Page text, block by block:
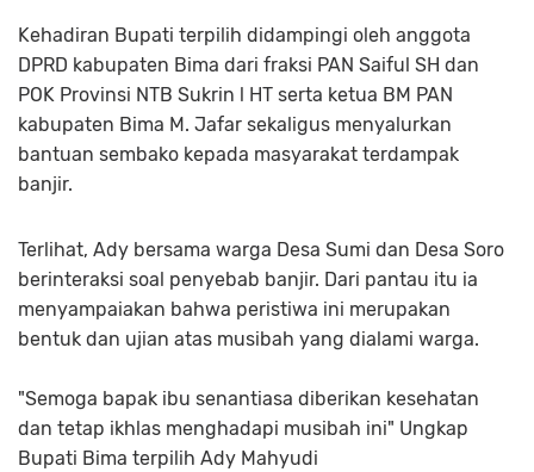
Kehadiran Bupati terpilih didampingi oleh anggota
DPRD kabupaten Bima dari fraksi PAN Saiful SH dan
POK Provinsi NTB Sukrin l HT serta ketua BM PAN
kabupaten Bima M. Jafar sekaligus menyalurkan
bantuan sembako kepada masyarakat terdampak
banjir.
Terlihat, Ady bersama warga Desa Sumi dan Desa Soro
berinteraksi soal penyebab banjir. Dari pantau itu ia
menyampaiakan bahwa peristiwa ini merupakan
bentuk dan ujian atas musibah yang dialami warga.
"Semoga bapak ibu senantiasa diberikan kesehatan
dan tetap ikhlas menghadapi musibah ini" Ungkap
Bupati Bima terpilih Ady Mahyudi